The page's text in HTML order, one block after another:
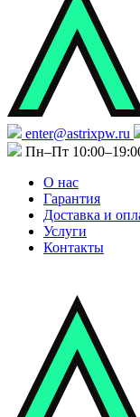
enter@astrixpw.ru
Пн–Пт
О нас
Гарантия
Доставка и
Услуги
Контакты